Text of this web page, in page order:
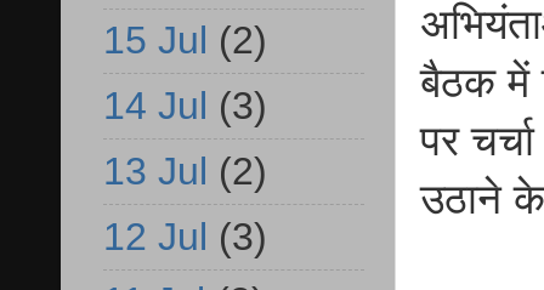
बैठक में
पर
उठाने के
15 Jul (2)
14 Jul (3)
13 Jul (2)
12 Jul (3)